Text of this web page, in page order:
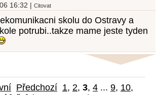
16:32 | Citovat
skolu do Ostravy a
potrubi..takze mame jeste tyden
Předchozí 1, 2, 3, 4 ... 9, 10,